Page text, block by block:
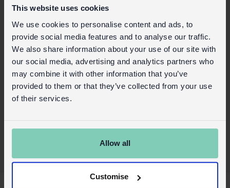
This website uses cookies
We use cookies to personalise content and ads, to
provide social media features and to analyse our traffic.
We also share information about your use of our site with
our social media, advertising and analytics partners who
may combine it with other information that you’ve
provided to them or that they’ve collected from your use
of their services.
Allow all
Customise
Empfohlen für die Altersgruppe 8+
Sicherheit und Pflege
Produktinformationen
Handels-Login